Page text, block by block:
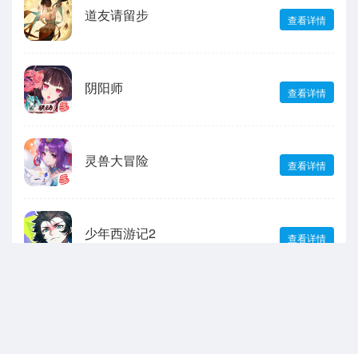
道友请留步 查看详情
阴阳师 查看详情
灵兽大冒险 查看详情
少年西游记2 查看详情